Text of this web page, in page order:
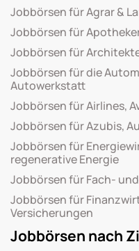
Jobbörsen für Agrar &
Jobbörsen für
Jobbörsen für
Jobbörsen für die
Autowerkstatt
Jobbörsen für Airlines,
Jobbörsen für Azubis,
Jobbörsen für
regenerative Energie
Jobbörsen für Fach-
Jobbörsen für
Versicherungen
Jobbörsen nach